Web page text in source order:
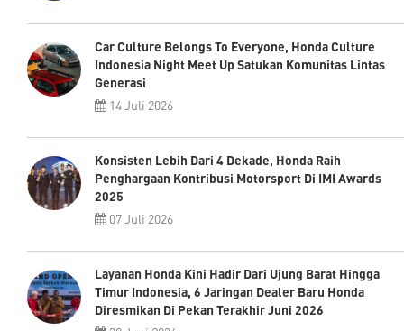
Car Culture Belongs To Everyone, Honda Culture
Indonesia Night Meet Up Satukan Komunitas Lintas
Generasi
14 Juli 2026
Konsisten Lebih Dari 4 Dekade, Honda Raih
Penghargaan Kontribusi Motorsport Di IMI Awards
2025
07 Juli 2026
Layanan Honda Kini Hadir Dari Ujung Barat Hingga
Timur Indonesia, 6 Jaringan Dealer Baru Honda
Diresmikan Di Pekan Terakhir Juni 2026